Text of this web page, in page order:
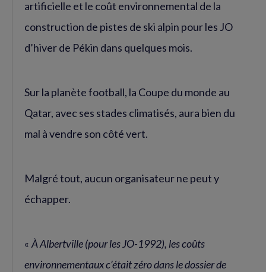
artificielle et le coût environnemental de la
construction de pistes de ski alpin pour les JO
d’hiver de Pékin dans quelques mois.
Sur la planète football, la Coupe du monde au
Qatar, avec ses stades climatisés, aura bien du
mal à vendre son côté vert.
Malgré tout, aucun organisateur ne peut y
échapper.
«À Albertville (pour les JO-1992), les coûts
environnementaux c’était zéro dans le dossier de